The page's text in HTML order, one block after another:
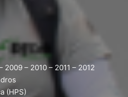
2009 – 2010 – 2011 – 2012
(HPS)